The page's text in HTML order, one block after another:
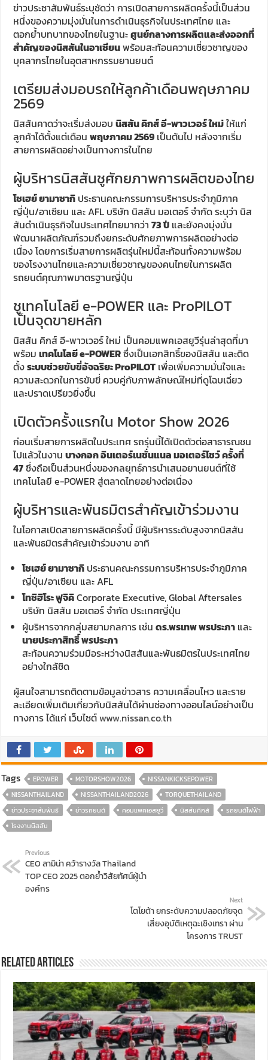
ข่าวประชาสัมพันธ์ระบุชัดว่า การเปิดสายการผลิตครั้งนี้เป็นส่วน
หนึ่งของความมุ่งมั่นในการดำเนินธุรกิจในประเทศไทย และ
ตอกย้ำบทบาทของไทยในฐานะศูนย์กลางการผลิตและส่งออกที่
สำคัญของนิสสันในอาเซียนพร้อมสะท้อนความเชี่ยวชาญของ
บุคลากรไทยในอุตสาหกรรมยานยนต์
เตรียมส่งมอบรถให้ลูกค้าเดือนพฤษภาคม
2569
นิสสันคาดว่าจะเริ่มส่งมอบนิสสัน คิกส์ อี-พาวเวอร์ ใหม่ให้แก่
ลูกค้าได้ตั้งแต่เดือนพฤษภาคม 2569 เป็นต้นไป หลังจากเริ่ม
สายการผลิตอย่างเป็นทางการในไทย
ผู้บริหารนิสสันชูศักยภาพการผลิตของไทย
โชเฮย์ ยามาซากิ ประธานคณะกรรมการบริหารประจำภูมิภาค
ญี่ปุ่น/อาเซียน และ AFL บริษัท นิสสัน มอเตอร์ จำกัด ระบุว่า นิส
สันดำเนินธุรกิจในประเทศไทยมากว่า73 ปี และยังคงมุ่งมั่น
พัฒนาผลิตภัณฑ์รวมถึงยกระดับศักยภาพการผลิตอย่างต่อ
เนื่อง โดยการเริ่มสายการผลิตรุ่นใหม่นี้สะท้อนทั้งความพร้อม
ของโรงงานไทยและความเชี่ยวชาญของคนไทยในการผลิต
รถยนต์คุณภาพมาตรฐานญี่ปุ่น
ชูเทคโนโลยี e-POWER และ ProPILOT
เป็นจุดขายหลัก
นิสสัน คิกส์ อี-พาวเวอร์ ใหม่ เป็นคอมแพคเอสยูวีรุ่นล่าสุดที่มา
พร้อมเทคโนโลยี e-POWERซึ่งเป็นเอกสิทธิ์ของนิสสัน และติด
ตั้งระบบช่วยขับขี่อัจฉริยะ ProPILOT เพื่อเพิ่มความมั่นใจและ
ความสะดวกในการขับขี่ ควบคู่กับภาพลักษณ์ใหม่ที่ดูโฉบเฉี่ยว
และปราดเปรียวยิ่งขึ้น
เปิดตัวครั้งแรกใน Motor Show 2026
ก่อนเริ่มสายการผลิตในประเทศ รถรุ่นนี้ได้เปิดตัวต่อสาธารณชน
ไปแล้วในงานบางกอก อินเตอร์เนชั่นแนล มอเตอร์โชว์ ครั้งที่
47ซึ่งถือเป็นส่วนหนึ่งของกลยุทธ์การนำเสนอยานยนต์ที่ใช้
เทคโนโลยี e-POWER สู่ตลาดไทยอย่างต่อเนื่อง
ผู้บริหารและพันธมิตรสำคัญเข้าร่วมงาน
ในโอกาสเปิดสายการผลิตครั้งนี้ มีผู้บริหารระดับสูงจากนิสสัน
และพันธมิตรสำคัญเข้าร่วมงาน อาทิ
โชเฮย์ ยามาซากิ ประธานคณะกรรมการบริหารประจำภูมิภาค
ญี่ปุ่น/อาเซียน และ AFL
โทชิฮิโระ ฟูจิคิCorporate Executive, Global Aftersales
บริษัท นิสสัน มอเตอร์ จำกัด ประเทศญี่ปุ่น
ผู้บริหารจากกลุ่มสยามกลการ เช่นดร.พรเทพ พรประภา และ
นายประกาสิทธิ์ พรประภา
สะท้อนความร่วมมือระหว่างนิสสันและพันธมิตรในประเทศไทย
อย่างใกล้ชิด
ผู้สนใจสามารถติดตามข้อมูลข่าวสาร ความเคลื่อนไหว และราย
ละเอียดเพิ่มเติมเกี่ยวกับนิสสันได้ผ่านช่องทางออนไลน์อย่างเป็น
ทางการ ได้แก่ เว็บไซต์www.nissan.co.th
Tags EPOWER MOTORSHOW2026
NISSANKICKSEPOWER
NISSANTHAILAND
NISSANTHAILAND2026
TORQUETHAILAND
ข่าวประชาสัมพันธ์
ข่าวรถยนต์ คอมแพคเอสยูวี นิสสันคิกส์
รถยนต์ไฟฟ้า
โรงงานนิสสัน
Previous
CEO ลามิน่า คว้ารางวัล Thailand
TOP CEO 2025 ตอกย้ำวิสัยทัศน์ผู้นำ
องค์กร
Next
โตโยต้า ยกระดับความปลอดภัยจุด
เสี่ยงอุบัติเหตุฉะเชิงเทรา ผ่าน
โครงการ TRUST
Related Articles